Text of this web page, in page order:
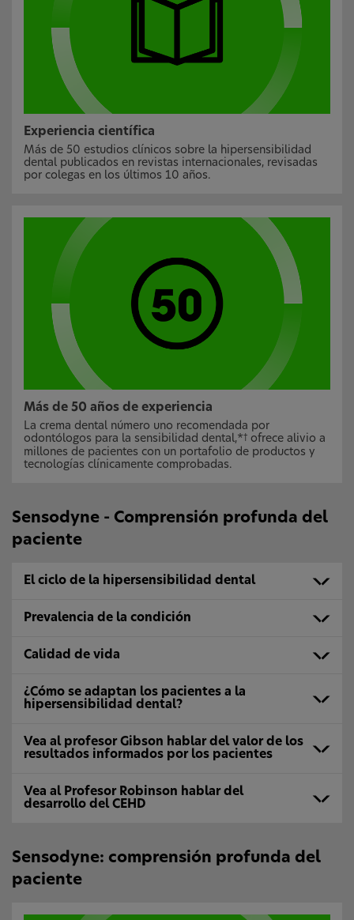
Experiencia científica
Más de 50 estudios clínicos sobre la hipersensibilidad
dental publicados en revistas internacionales, revisadas
por colegas en los últimos 10 años.
Más de 50 años de experiencia
La crema dental número uno recomendada por
odontólogos para la sensibilidad dental,*† ofrece alivio a
millones de pacientes con un portafolio de productos y
tecnologías clínicamente comprobadas.
Sensodyne - Comprensión profunda del
paciente
El ciclo de la hipersensibilidad dental
Prevalencia de la condición
Calidad de vida
¿Cómo se adaptan los pacientes a la
hipersensibilidad dental?
Vea al profesor Gibson hablar del valor de los
resultados informados por los pacientes
Vea al Profesor Robinson hablar del
desarrollo del CEHD
Sensodyne: comprensión profunda del
paciente